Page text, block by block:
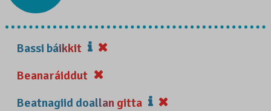
Bassi báikkit
Beanaráiddut
Beatnagiid doallan gitta